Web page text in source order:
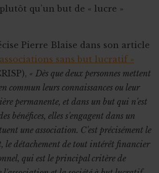
qu’un but de « lucre »
Pierre Blaise dans son article
associations sans but lucratif »
« Dès que deux personnes mettent
commun leurs connaissances ou leur
permanente, et dans un but qui n'est
bénéfices, elles s'engagent dans un
une association. C'est précisément le
le détachement de tout intérêt financier
qui est le principal critère de